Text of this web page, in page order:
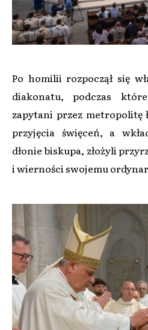
Po homilii rozpoczął się
diakonatu, podczas
zapytani przez metropolitę
przyjęcia święceń, a
dłonie biskupa, złożyli
i wierności swojemu